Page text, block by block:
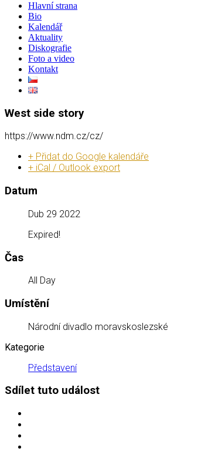
Hlavní strana
Bio
Kalendář
Aktuality
Diskografie
Foto a video
Kontakt
West side story
https://www.ndm.cz/cz/
+ Přidat do Google kalendáře
+ iCal / Outlook export
Datum
Dub 29 2022
Expired!
Čas
All Day
Umístění
Národní divadlo moravskoslezské
Kategorie
Představení
Sdílet tuto událost